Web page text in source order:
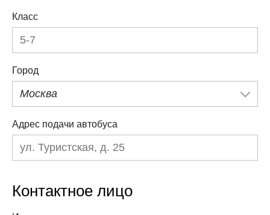
Класс
Город
Москва
Адрес подачи автобуса
Контактное лицо